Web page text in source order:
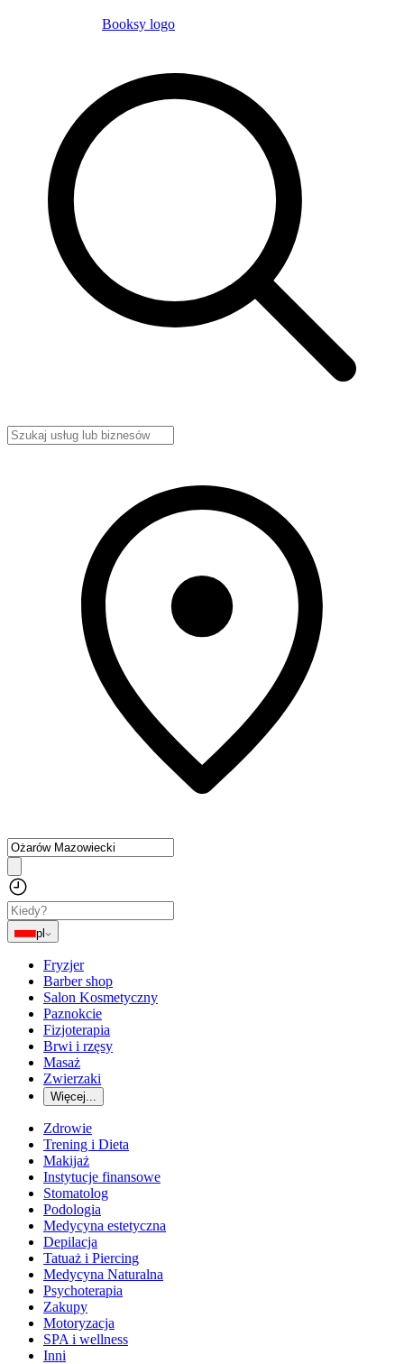
Booksy logo
pl
Fryzjer
Barber shop
Salon Kosmetyczny
Paznokcie
Fizjoterapia
Brwi i rzęsy
Masaż
Zwierzaki
Więcej...
Zdrowie
Trening i Dieta
Makijaż
Instytucje finansowe
Stomatolog
Podologia
Medycyna estetyczna
Depilacja
Tatuaż i Piercing
Medycyna Naturalna
Psychoterapia
Zakupy
Motoryzacja
SPA i wellness
Inni